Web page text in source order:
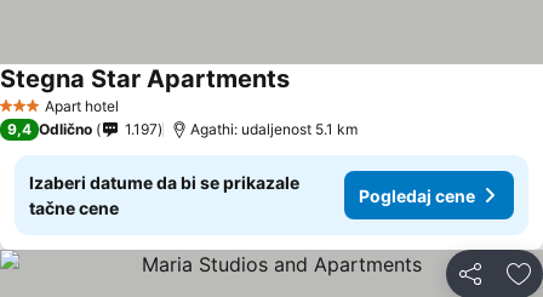
3 ZvezdiceApart hotel
Stegna Star Apartments
9,4 Odlično 1.197 Agathi: udaljenost 5.1 km
Izaberi datume da bi se prikazale
tačne cene
Pogledaj cene
Deli